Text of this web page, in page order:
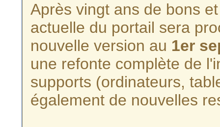
Après vingt ans de bons
actuelle du portail sera
nouvelle version au 1er
une refonte complète de
supports (ordinateurs,
également de nouvelles